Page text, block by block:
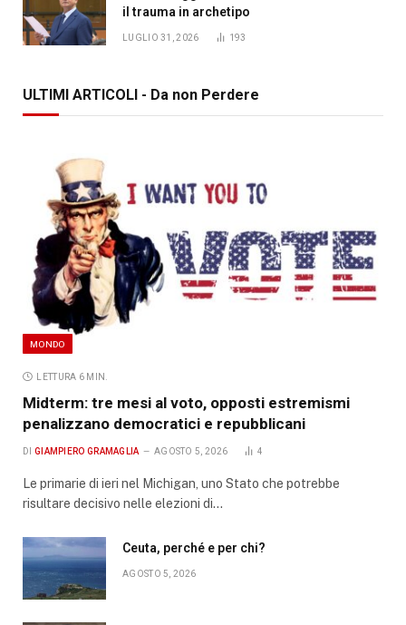
il trauma in archetipo
LUGLIO 31, 2026 193
ULTIMI ARTICOLI - Da non Perdere
MONDO
LETTURA 6 MIN.
Midterm: tre mesi al voto, opposti estremismi
penalizzano democratici e repubblicani
DI GIAMPIERO GRAMAGLIA AGOSTO 5, 2026 4
Le primarie di ieri nel Michigan, uno Stato che potrebbe
risultare decisivo nelle elezioni di…
Ceuta, perché e per chi?
AGOSTO 5, 2026